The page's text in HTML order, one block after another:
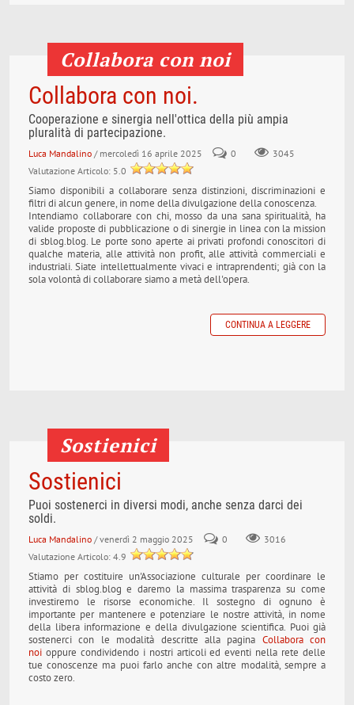
Collabora con noi
Collabora con noi.
Cooperazione e sinergia nell'ottica della più ampia
pluralità di partecipazione.
Luca Mandalino / mercoledì 16 aprile 2025 0
3045
Valutazione Articolo: 5.0
Siamo disponibili a collaborare senza distinzioni, discriminazioni e
filtri di alcun genere, in nome della divulgazione della conoscenza.
Intendiamo collaborare con chi, mosso da una sana spiritualità, ha
valide proposte di pubblicazione o di sinergie in linea con la mission
di sblog.blog. Le porte sono aperte ai privati profondi conoscitori di
qualche materia, alle attività non profit, alle attività commerciali e
industriali. Siate intellettualmente vivaci e intraprendenti; già con la
sola volontà di collaborare siamo a metà dell'opera.
CONTINUA A LEGGERE
Sostienici
Sostienici
Puoi sostenerci in diversi modi, anche senza darci dei
soldi.
Luca Mandalino / venerdì 2 maggio 2025 0
3016
Valutazione Articolo: 4.9
Stiamo per costituire un'Associazione culturale per coordinare le
attività di sblog.blog e daremo la massima trasparenza su come
investiremo le risorse economiche. Il sostegno di ognuno è
importante per mantenere e potenziare le nostre attività, in nome
della libera informazione e della divulgazione scientifica. Puoi già
sostenerci con le modalità descritte alla pagina Collabora con
noi oppure condividendo i nostri articoli ed eventi nella rete delle
tue conoscenze ma puoi farlo anche con altre modalità, sempre a
costo zero.